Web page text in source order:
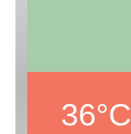
36°C